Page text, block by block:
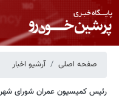
صفحه اصلی آرشیو اخبار
رئیس کمیسیون عمران شورای